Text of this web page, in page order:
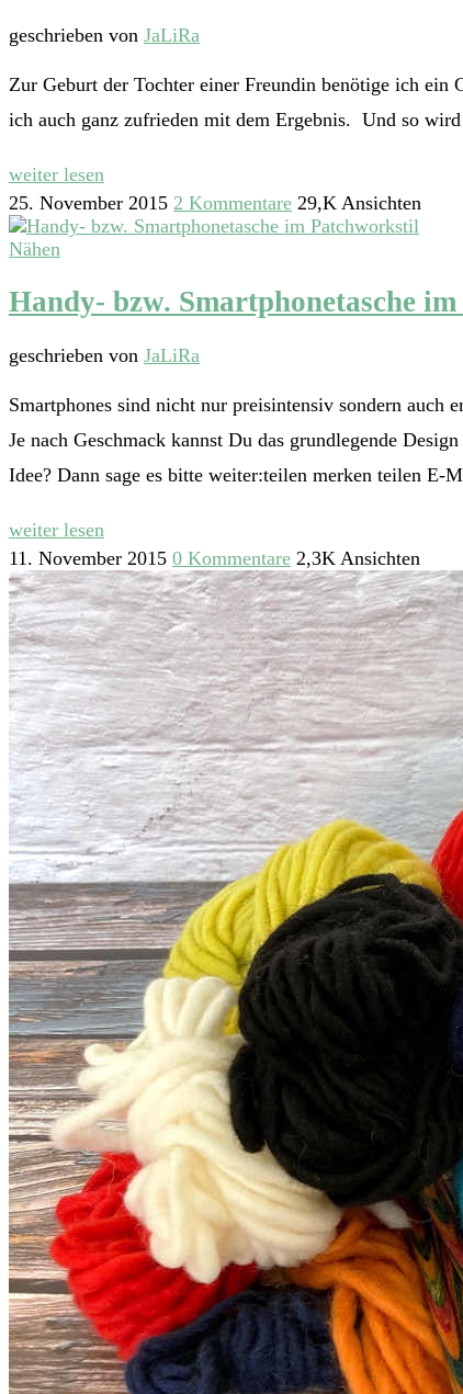
geschrieben von JaLiRa
Zur Geburt der Tochter einer Freundin benötige ich
ich auch ganz zufrieden mit dem Ergebnis. Und so
weiter lesen
25. November 2015 2 Kommentare 29,K Ansichten
Nähen
Handy- bzw. Smartphonetasche
geschrieben von JaLiRa
Smartphones sind nicht nur preisintensiv sondern
Je nach Geschmack kannst Du das grundlegende
Idee? Dann sage es bitte weiter:teilen merken teilen E-
weiter lesen
11. November 2015 0 Kommentare 2,3K Ansichten